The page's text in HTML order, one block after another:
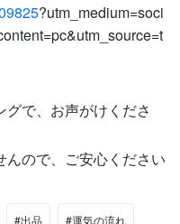
?utm_medium=soci
で、お声がけくださ
ので、ご安心ください
#出品 #運気の流れ